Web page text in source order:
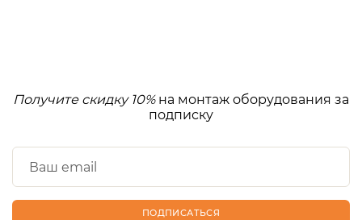
Получите скидку 10%на монтаж оборудования за
подписку
ПОДПИСАТЬСЯ